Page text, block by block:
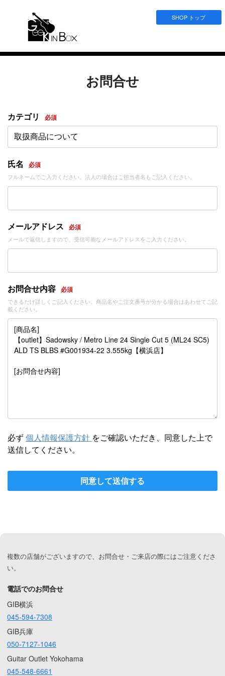
SHOP トップ
お問合せ
カテゴリ 必須
取扱商品について
氏名 必須
フルネームでご入力ください。法人の場合はご担当者名もご記入ください。
メールアドレス 必須
メールで返信しますので、受信可能なメールアドレスをご入力ください。
お問合せ内容 必須
できるだけ詳しくご記入ください。商品名やご注文番号が分かる場合はあわせてご記
載ください。
必ず個人情報保護方針 をご確認いただき、同意した上で
送信してください。
同意して送信する
複数の店舗がございますので、お問合せ・ご来店の際にはご注意くださ
い。
電話でのお問合せ
GIB横浜
045-594-7308
GIB兵庫
050-7127-1046
Guitar Outlet Yokohama
045-548-6661